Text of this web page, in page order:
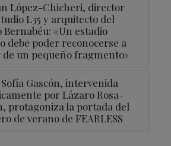
López-Chicheri, director
L35 y arquitecto del
Bernabéu: «Un estadio
debe poder reconocerse a
un pequeño fragmento»
Gascón, intervenida
por Lázaro Rosa-
protagoniza la portada del
de verano de FEARLESS